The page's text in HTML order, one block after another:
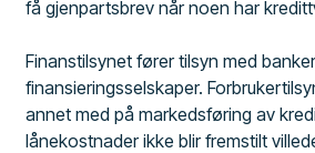
få gjenpartsbrev når noen har
Finanstilsynet fører tilsyn med
finansieringsselskaper.
annet med på markedsføring av
lånekostnader ikke blir fremstilt